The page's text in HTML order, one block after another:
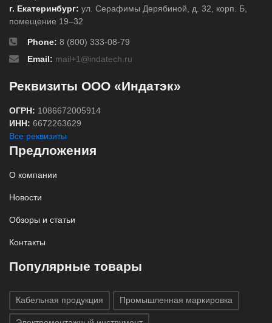
г. Екатеринбург: ул. Серафимы Дерябиной, д. 32, корп. Б,
помещение 19–32
Phone: 8 (800) 333-08-79
Email: mail+1@indatech.ru
Реквизиты ООО «Индатэк»
ОГРН: 1086672005914
ИНН: 6672263629
Все реквизиты
Предложения
О компании
Новости
Обзоры и статьи
Контакты
Популярные товары
Кабельная продукция Промышленная маркировка